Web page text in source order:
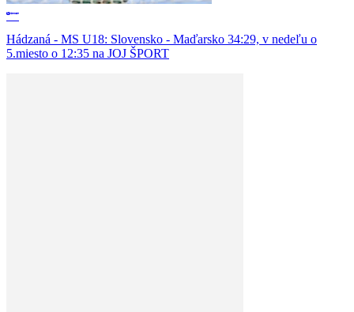
Hádzaná - MS U18: Slovensko - Maďarsko 34:29, v nedeľu o
5.miesto o 12:35 na JOJ ŠPORT